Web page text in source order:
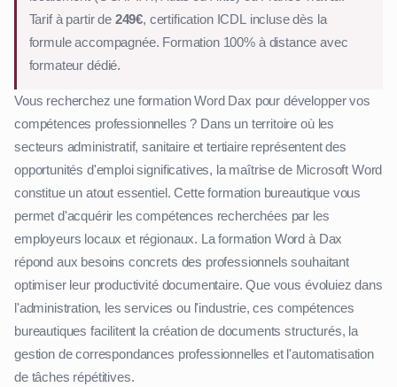
Tarif à partir de 249€, certification ICDL incluse dès la
formule accompagnée. Formation 100% à distance avec
formateur dédié.
Vous recherchez une formation Word Dax pour développer vos
compétences professionnelles ? Dans un territoire où les
secteurs administratif, sanitaire et tertiaire représentent des
opportunités d'emploi significatives, la maîtrise de Microsoft Word
constitue un atout essentiel. Cette formation bureautique vous
permet d'acquérir les compétences recherchées par les
employeurs locaux et régionaux. La formation Word à Dax
répond aux besoins concrets des professionnels souhaitant
optimiser leur productivité documentaire. Que vous évoluiez dans
l'administration, les services ou l'industrie, ces compétences
bureautiques facilitent la création de documents structurés, la
gestion de correspondances professionnelles et l'automatisation
de tâches répétitives.